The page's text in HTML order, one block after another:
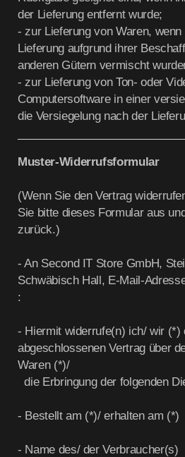
der Lieferung entfernt wurde;
- zur Lieferung von Waren,
Lieferung aufgrund ihrer
anderen Gütern vermischt
- zur Lieferung von Ton- oder
Computersoftware in einer
die Versiegelung nach der
Muster-Widerrufsformular
(Wenn Sie den Vertrag
Sie bitte dieses Formular aus
zurück.)
- An Second IT Store GmbH,
Schwäbisch Hall, E-Mail-
:
- Hiermit widerrufe(n) ich/ wir (*)
abgeschlossenen Vertrag über
Waren (*)/
die Erbringung der folgenden
- Bestellt am (*)/ erhalten am (*)
- Name des/ der Verbraucher(s)